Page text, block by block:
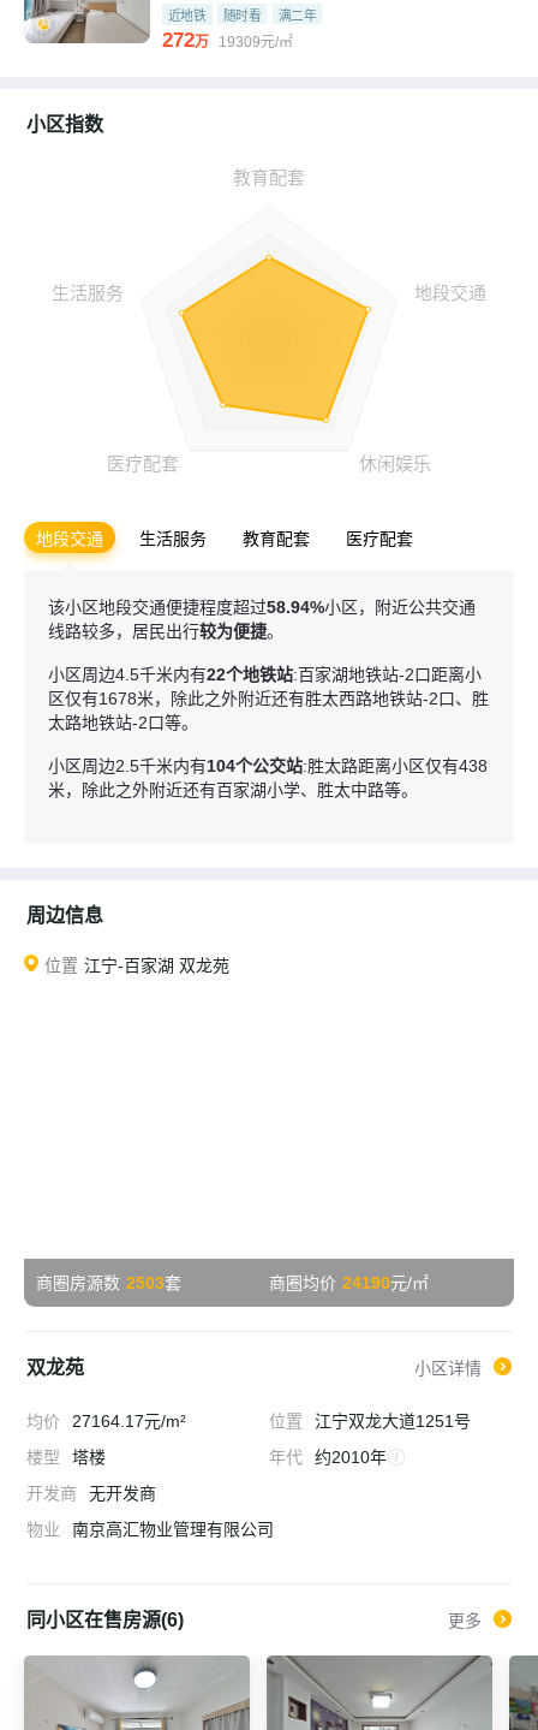
近地铁 随时看 满二年
272万 19309元/㎡
小区指数
地段交通 生活服务 教育配套 医疗配套
该小区地段交通便捷程度超过58.94%小区，附近公共交通
线路较多，居民出行较为便捷。
小区周边4.5千米内有22个地铁站:百家湖地铁站-2口距离小
区仅有1678米，除此之外附近还有胜太西路地铁站-2口、胜
太路地铁站-2口等。
小区周边2.5千米内有104个公交站:胜太路距离小区仅有438
米，除此之外附近还有百家湖小学、胜太中路等。
周边信息
位置 江宁-百家湖 双龙苑
商圈房源数 2503套 商圈均价 24190元/㎡
双龙苑 小区详情
均价 27164.17元/m² 位置
江宁双龙大道1251号
楼型
塔楼 年代
约2010年
开发商
无开发商
物业
南京高汇物业管理有限公司
同小区在售房源(6) 更多